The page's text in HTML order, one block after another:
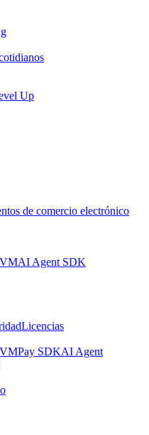
Up
de comercio electrónico
AI Agent SDK
Licencias
Pay SDKAI Agent